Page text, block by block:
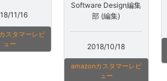
11/16
スタマーレビ
ュー
Software Design編集
部 (編集)
2018/10/18
amazonカスタマーレビ
ュー